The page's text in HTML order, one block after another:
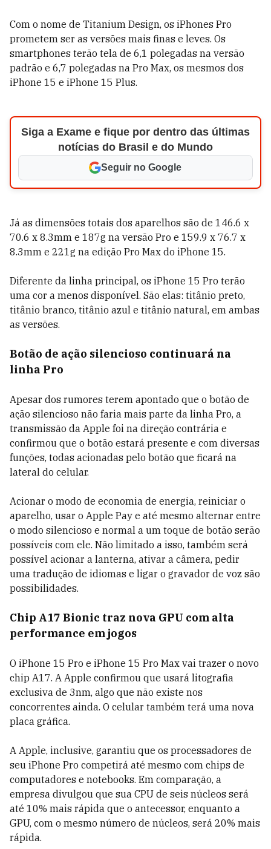
Com o nome de Titanium Design, os iPhones Pro
prometem ser as versões mais finas e leves. Os
smartphones terão tela de 6,1 polegadas na versão
padrão e 6,7 polegadas na Pro Max, os mesmos dos
iPhone 15 e iPhone 15 Plus.
Siga a Exame e fique por dentro das últimas
notícias do Brasil e do Mundo
Seguir no Google
Já as dimensões totais dos aparelhos são de 146.6 x
70.6 x 8.3mm e 187g na versão Pro e 159.9 x 76.7 x
8.3mm e 221g na edição Pro Max do iPhone 15.
Diferente da linha principal, os iPhone 15 Pro terão
uma cor a menos disponível. São elas: titânio preto,
titânio branco, titânio azul e titânio natural, em ambas
as versões.
Botão de ação silencioso continuará na
linha Pro
Apesar dos rumores terem apontado que o botão de
ação silencioso não faria mais parte da linha Pro, a
transmissão da Apple foi na direção contrária e
confirmou que o botão estará presente e com diversas
funções, todas acionadas pelo botão que ficará na
lateral do celular.
Acionar o modo de economia de energia, reiniciar o
aparelho, usar o Apple Pay e até mesmo alternar entre
o modo silencioso e normal a um toque de botão serão
possíveis com ele. Não limitado a isso, também será
possível acionar a lanterna, ativar a câmera, pedir
uma tradução de idiomas e ligar o gravador de voz são
possibilidades.
Chip A17 Bionic traz nova GPU com alta
performance em jogos
O iPhone 15 Pro e iPhone 15 Pro Max vai trazer o novo
chip A17. A Apple confirmou que usará litografia
exclusiva de 3nm, algo que não existe nos
concorrentes ainda. O celular também terá uma nova
placa gráfica.
A Apple, inclusive, garantiu que os processadores de
seu iPhone Pro competirá até mesmo com chips de
computadores e notebooks. Em comparação, a
empresa divulgou que sua CPU de seis núcleos será
até 10% mais rápida que o antecessor, enquanto a
GPU, com o mesmo número de núcleos, será 20% mais
rápida.